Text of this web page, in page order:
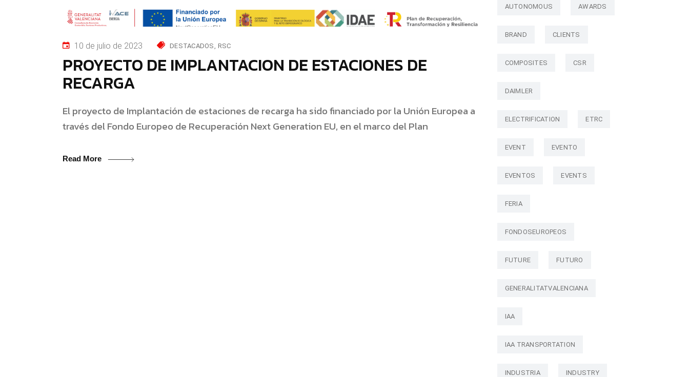
10 de julio de 2023 DESTACADOS RSC
PROYECTO DE IMPLANTACION DE ESTACIONES DE
RECARGA
El proyecto de Implantación de estaciones de recarga ha sido financiado por la Unión Europea a
través del Fondo Europeo de Recuperación Next Generation EU, en el marco del Plan
Read More
AUTONOMOUS AWARDS
BRAND CLIENTS
COMPOSITES CSR
DAIMLER
ELECTRIFICATION ETRC
EVENT EVENTO
EVENTOS EVENTS
FERIA
FONDOSEUROPEOS
FUTURE FUTURO
GENERALITATVALENCIANA
IAA
IAA TRANSPORTATION
INDUSTRIA INDUSTRY